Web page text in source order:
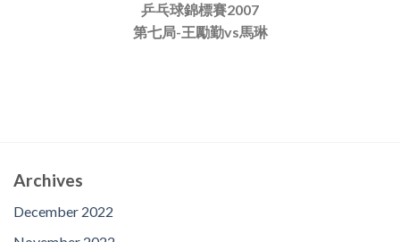
乒乓球錦標賽2007
第七局-王勵勤vs馬琳
Archives
December 2022